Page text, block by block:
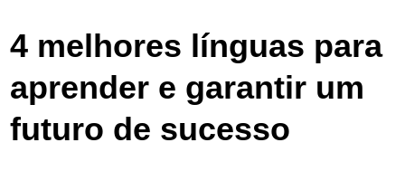
4 melhores línguas para
aprender e garantir um
futuro de sucesso